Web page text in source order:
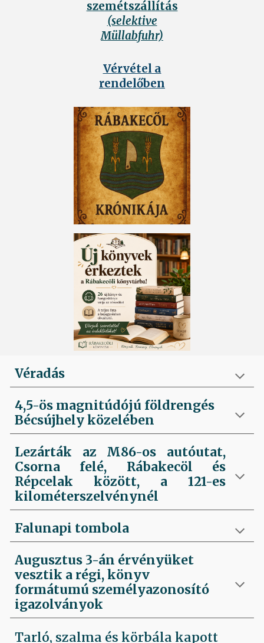
szemétszállítás
(selektive
Müllabfuhr)
Vérvétel a
rendelőben
Véradás
4,5-ös magnitúdójú földrengés
Bécsújhely közelében
Lezárták az M86-os autóutat,
Csorna felé, Rábakecöl és
Répcelak között, a 121-es
kilométerszelvénynél
Falunapi tombola
Augusztus 3-án érvényüket
vesztik a régi, könyv
formátumú személyazonosító
igazolványok
Tarló, szalma és körbála kapott